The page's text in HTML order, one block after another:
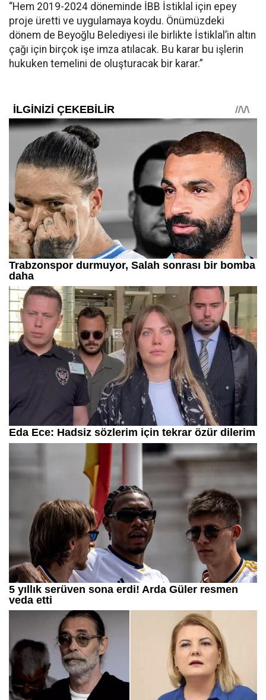
“Hem 2019-2024 döneminde İBB İstiklal için epey
proje üretti ve uygulamaya koydu. Önümüzdeki
dönem de Beyoğlu Belediyesi ile birlikte İstiklal’in altın
çağı için birçok işe imza atılacak. Bu karar bu işlerin
hukuken temelini de oluşturacak bir karar.”